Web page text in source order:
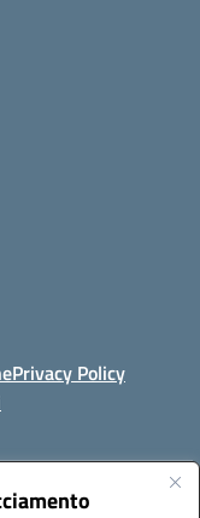
Privacy Policy
Citra